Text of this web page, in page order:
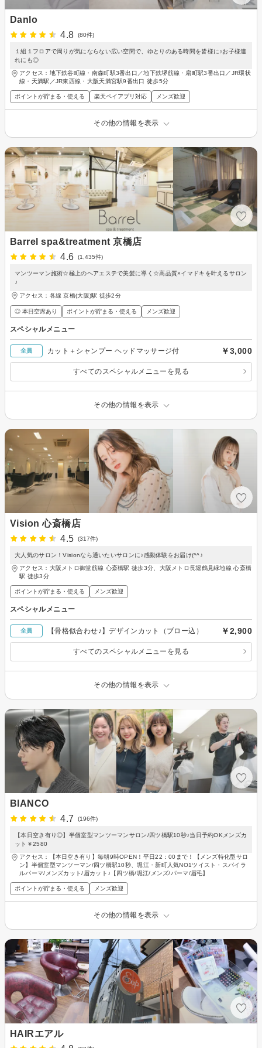
Danlo
4.8
(80件)
１組１フロアで周りが気にならない広い空間で、ゆとりのある時間を皆様に♪お子様連
れにも◎
アクセス：地下鉄谷町線・南森町駅3番出口／地下鉄堺筋線・扇町駅3番出口／JR環状
線・天満駅／JR東西線・大阪天満宮駅9番出口 徒歩5分
ポイントが貯まる・使える 楽天ペイアプリ対応 メンズ歓迎
その他の情報を表示
Barrel spa&treatment 京橋店
4.6
(1,435件)
マンツーマン施術☆極上のヘアエステで美髪に導く☆高品質×イマドキを叶えるサロン
♪
アクセス：各線 京橋(大阪)駅 徒歩2分
◎ 本日空席あり ポイントが貯まる・使える メンズ歓迎
スペシャルメニュー
全員 カット＋シャンプー ヘッドマッサージ付 ￥3,000
すべてのスペシャルメニューを見る
その他の情報を表示
Vision 心斎橋店
4.5
(317件)
大人気のサロン！Visionなら通いたいサロンに♪感動体験をお届け(^^♪
アクセス：大阪メトロ御堂筋線 心斎橋駅 徒歩3分、大阪メトロ長堀鶴見緑地線 心斎橋
駅 徒歩3分
ポイントが貯まる・使える メンズ歓迎
スペシャルメニュー
全員 【骨格似合わせ♪】デザインカット（ブロー込） ￥2,900
すべてのスペシャルメニューを見る
その他の情報を表示
BlANCO
4.7
(196件)
【本日空き有り◎】半個室型マンツーマンサロン/四ツ橋駅10秒♪当日予約OKメンズカ
ット￥2580
アクセス：【本日空き有り】毎朝9時OPEN！平日22：00まで！【メンズ特化型サロ
ン】半個室型マンツーマン/四ツ橋駅10秒、堀江・新町人気NO1ツイスト・スパイラ
ルパーマ/メンズカット/眉カット♪【四ツ橋/堀江/メンズ/パーマ/眉毛】
ポイントが貯まる・使える メンズ歓迎
その他の情報を表示
HAIRエアル